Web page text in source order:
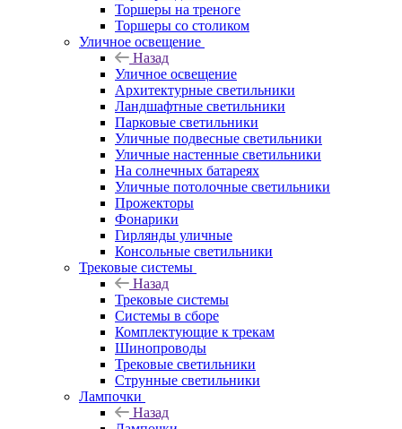
Торшеры на треноге
Торшеры со столиком
Уличное освещение
Назад
Уличное освещение
Архитектурные светильники
Ландшафтные светильники
Парковые светильники
Уличные подвесные светильники
Уличные настенные светильники
На солнечных батареях
Уличные потолочные светильники
Прожекторы
Фонарики
Гирлянды уличные
Консольные светильники
Трековые системы
Назад
Трековые системы
Системы в сборе
Комплектующие к трекам
Шинопроводы
Трековые светильники
Струнные светильники
Лампочки
Назад